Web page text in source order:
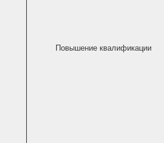
Повышение квалификации